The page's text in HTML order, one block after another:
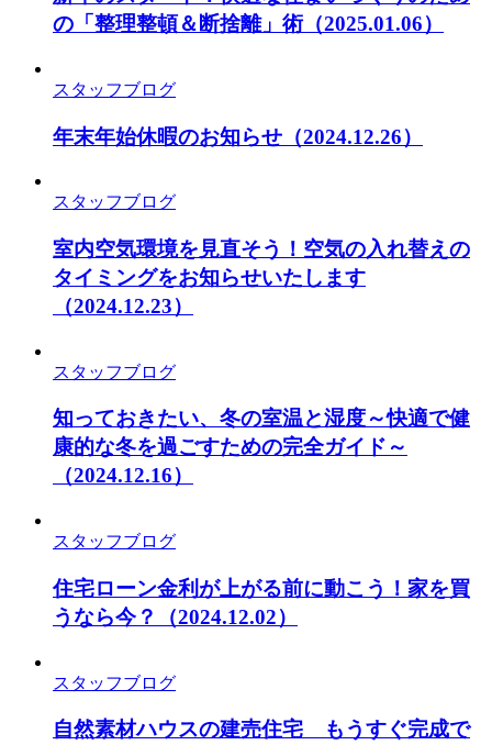
の「整理整頓＆断捨離」術（2025.01.06）
スタッフブログ
年末年始休暇のお知らせ （2024.12.26）
スタッフブログ
室内空気環境を見直そう！空気の入れ替えの
タイミングをお知らせいたします
（2024.12.23）
スタッフブログ
知っておきたい、冬の室温と湿度～快適で健
康的な冬を過ごすための完全ガイド～
（2024.12.16）
スタッフブログ
住宅ローン金利が上がる前に動こう！家を買
うなら今？
（2024.12.02）
スタッフブログ
自然素材ハウスの建売住宅 もうすぐ完成で